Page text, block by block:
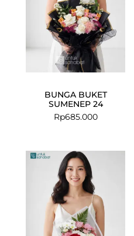
BUNGA BUKET
SUMENEP 24
Rp685.000